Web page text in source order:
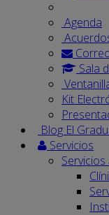
Agenda
Sala
Kit
Blog El
Servicios